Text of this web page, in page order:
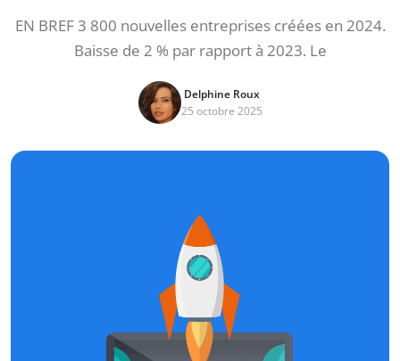
EN BREF 3 800 nouvelles entreprises créées en 2024.
Baisse de 2 % par rapport à 2023. Le
Delphine Roux
25 octobre 2025